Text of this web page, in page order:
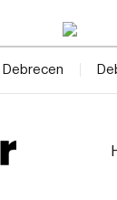
Debrecen